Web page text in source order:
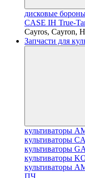
дисковые
CASE IH True-
Cayros, Cayron,
Запчасти для
культиваторы
культиваторы
культиваторы
культиваторы
ПЧ